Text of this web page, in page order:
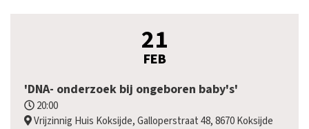
21
FEB
'DNA- onderzoek bij ongeboren baby's'
20:00
Vrijzinnig Huis Koksijde, Galloperstraat 48, 8670 Koksijde